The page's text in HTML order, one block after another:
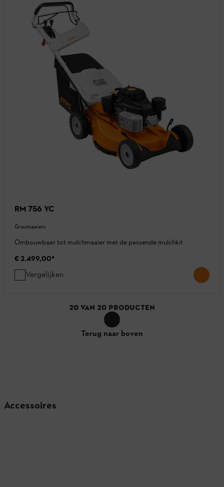
RM 756 YC
Grasmaaiers
Ombouwbaar tot mulchmaaier met de passende mulchkit
€ 2.499,00*
Vergelijken
20 VAN 20 PRODUCTEN
Terug naar boven
Accessoires